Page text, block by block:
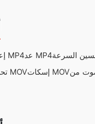
إعادة الحجم MP4 عد MP4
تحسين السرعة MOV إسكات MOV